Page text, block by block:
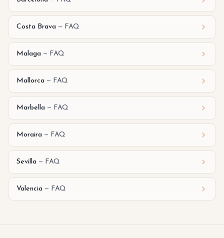
Costa Brava — FAQ
Malaga — FAQ
Mallorca — FAQ
Marbella — FAQ
Moraira — FAQ
Sevilla — FAQ
Valencia — FAQ